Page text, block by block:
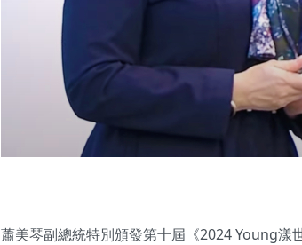
蕭美琴副總統特別頒發第十屆《2024 Young漾